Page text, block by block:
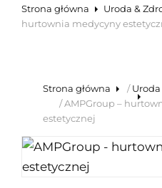
Strona główna Uroda &
hurtownia medycyny
Strona główna /
/ AMPGroup –
estetycznej